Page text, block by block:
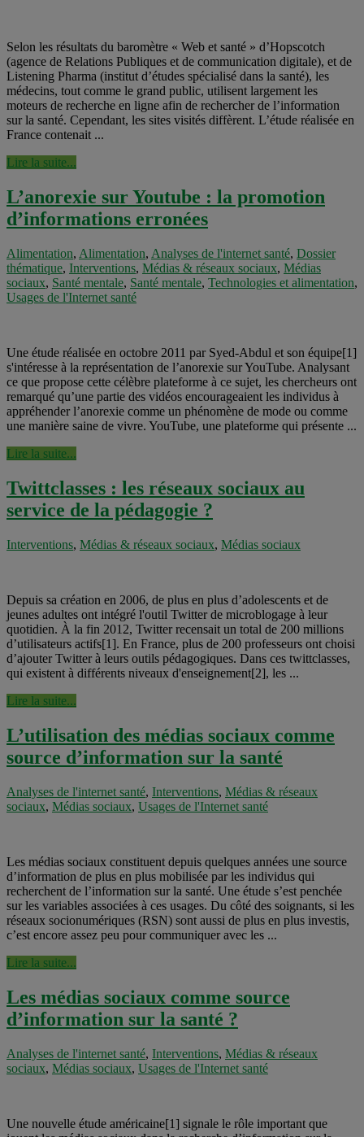
Selon les résultats du baromètre « Web et santé » d’Hopscotch
(agence de Relations Publiques et de communication digitale), et de
Listening Pharma (institut d’études spécialisé dans la santé), les
médecins, tout comme le grand public, utilisent largement les
moteurs de recherche en ligne afin de rechercher de l’information
sur la santé. Cependant, les sites visités diffèrent. L’étude réalisée en
France contenait ...
Lire la suite...
L’anorexie sur Youtube : la promotion
d’informations erronées
Alimentation, Alimentation, Analyses de l'internet santé, Dossier
thématique, Interventions, Médias & réseaux sociaux, Médias
sociaux, Santé mentale, Santé mentale, Technologies et alimentation,
Usages de l'Internet santé
Une étude réalisée en octobre 2011 par Syed-Abdul et son équipe[1]
s'intéresse à la représentation de l’anorexie sur YouTube. Analysant
ce que propose cette célèbre plateforme à ce sujet, les chercheurs ont
remarqué qu’une partie des vidéos encourageaient les individus à
appréhender l’anorexie comme un phénomène de mode ou comme
une manière saine de vivre. YouTube, une plateforme qui présente ...
Lire la suite...
Twittclasses : les réseaux sociaux au
service de la pédagogie ?
Interventions, Médias & réseaux sociaux, Médias sociaux
Depuis sa création en 2006, de plus en plus d’adolescents et de
jeunes adultes ont intégré l'outil Twitter de microblogage à leur
quotidien. À la fin 2012, Twitter recensait un total de 200 millions
d’utilisateurs actifs[1]. En France, plus de 200 professeurs ont choisi
d’ajouter Twitter à leurs outils pédagogiques. Dans ces twittclasses,
qui existent à différents niveaux d'enseignement[2], les ...
Lire la suite...
L’utilisation des médias sociaux comme
source d’information sur la santé
Analyses de l'internet santé, Interventions, Médias & réseaux
sociaux, Médias sociaux, Usages de l'Internet santé
Les médias sociaux constituent depuis quelques années une source
d’information de plus en plus mobilisée par les individus qui
recherchent de l’information sur la santé. Une étude s’est penchée
sur les variables associées à ces usages. Du côté des soignants, si les
réseaux socionumériques (RSN) sont aussi de plus en plus investis,
c’est encore assez peu pour communiquer avec les ...
Lire la suite...
Les médias sociaux comme source
d’information sur la santé ?
Analyses de l'internet santé, Interventions, Médias & réseaux
sociaux, Médias sociaux, Usages de l'Internet santé
Une nouvelle étude américaine[1] signale le rôle important que